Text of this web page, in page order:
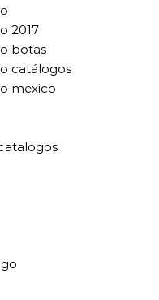
2017
botas
catálogos
mexico